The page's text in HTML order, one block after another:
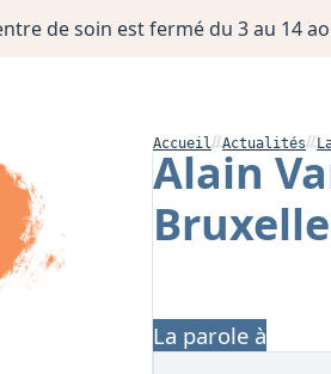
de soin est fermé du 3 au 14
Accueil Actualités
Alain
La parole à